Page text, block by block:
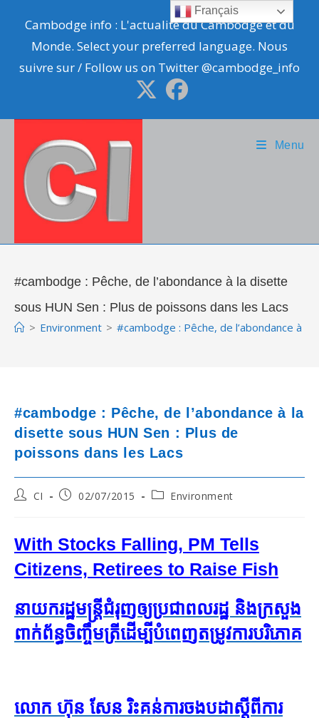
content
Cambodge info : L'actualité du Cambodge et du
Monde. Select your preferred language. Nous
suivre sur / Follow us on Twitter @cambodge_info
Menu
#cambodge : Pêche, de l’abondance à la disette
sous HUN Sen : Plus de poissons dans les Lacs
> Environment > #cambodge : Pêche, de l’abondance à
#cambodge : Pêche, de l’abondance à la
disette sous HUN Sen : Plus de
poissons dans les Lacs
PostCI
Post02/07/2015
PostEnvironment
With Stocks Falling, PM Tells
Citizens, Retirees to Raise Fish
នាយករដ្ឋមន្ត្រី​ជំរុញ​ឲ្យ​ប្រជាពលរដ្ឋ និង​ក្រសួង​
ពាក់ព័ន្ធ​ចិញ្ចឹម​ត្រី​ដើម្បី​បំពេញ​តម្រូវការ​បរិភោគ
លោក ហ៊ុន សែន រិះគន់​ការចង​បដាស្តីពីការ​
Français